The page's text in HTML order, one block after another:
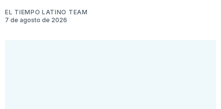
EL TIEMPO LATINO TEAM
7 de agosto de 2026